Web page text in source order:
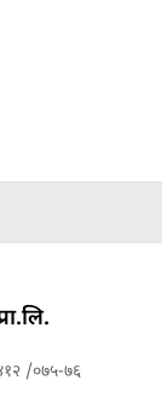
/०७५-७६